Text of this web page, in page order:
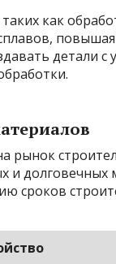
как
детали
рынок
и
сроков